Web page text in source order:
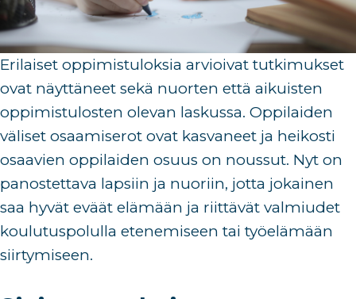
Erilaiset oppimistuloksia arvioivat tutkimukset
ovat näyttäneet sekä nuorten että aikuisten
oppimistulosten olevan laskussa. Oppilaiden
väliset osaamiserot ovat kasvaneet ja heikosti
osaavien oppilaiden osuus on noussut. Nyt on
panostettava lapsiin ja nuoriin, jotta jokainen
saa hyvät eväät elämään ja riittävät valmiudet
koulutuspolulla etenemiseen tai työelämään
siirtymiseen.